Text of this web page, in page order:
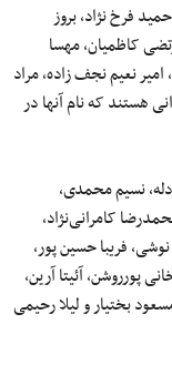
فرخ نژاد، بروز
کاظمیان، مهسا
نعیم نجف زاده، مراد
هستند که نام آنها در
نسیم محمدی،
کامرانی‌نژاد،
فریبا حسین پور،
پورروشن، آئیتا آرین،
بختیار و لیلا رحیمی